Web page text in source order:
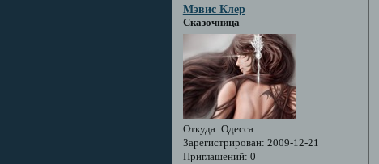
Мэвис Клер
Сказочница
Откуда: Одесса
Зарегистрирован: 2009-12-21
Приглашений: 0